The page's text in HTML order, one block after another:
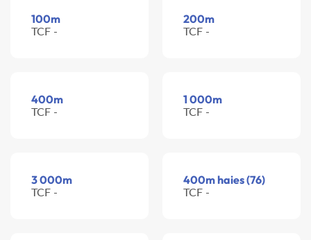
100m
TCF -
200m
TCF -
400m
TCF -
1 000m
TCF -
3 000m
TCF -
400m haies (76)
TCF -